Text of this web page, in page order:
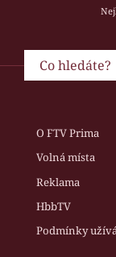
O FTV Prima
Volná místa
Reklama
HbbTV
Podmínky